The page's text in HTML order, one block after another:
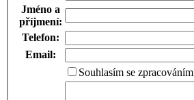
Jméno a
příjmení:
Telefon:
Email:
Souhlasím se zpracováním